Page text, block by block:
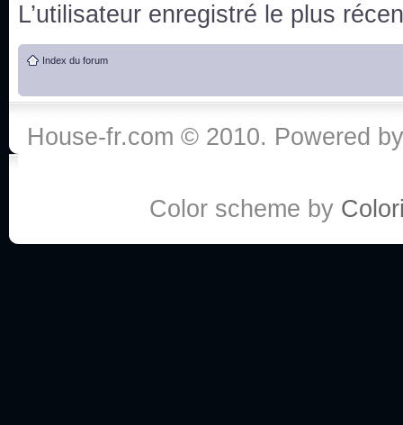
qu'une personne fait un arrêt cardiaque mais
:he:
Salut tout le monde ! Je me fais un petit après
L’utilisateur enregistré le plus
Index du forum
House-fr.com © 2010. Powered
Color scheme by